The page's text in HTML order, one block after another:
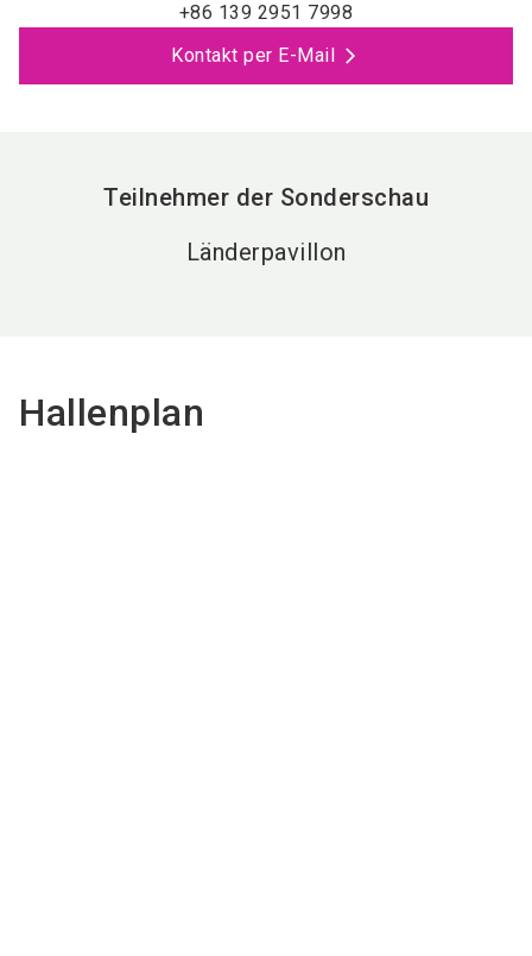
+86 139 2951 7998
Kontakt per E-Mail
Teilnehmer der Sonderschau
Länderpavillon
Hallenplan